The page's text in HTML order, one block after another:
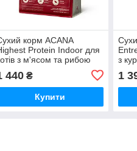
корм ACANA
Protein Indoor для
з м'ясом та рибою
440₴
Купити
з
1